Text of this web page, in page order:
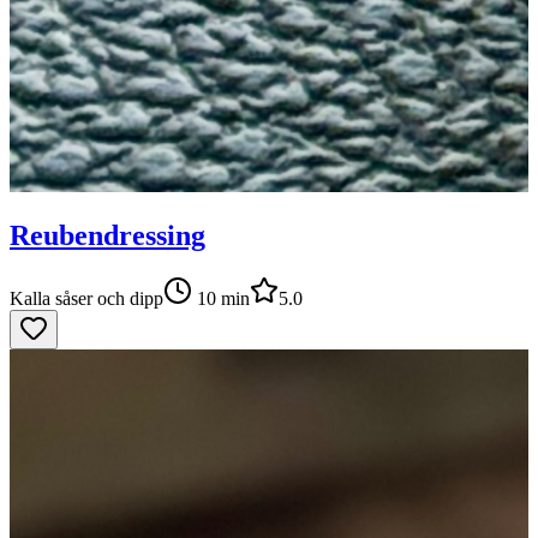
Reubendressing
Kalla såser och dipp 10 min 5.0